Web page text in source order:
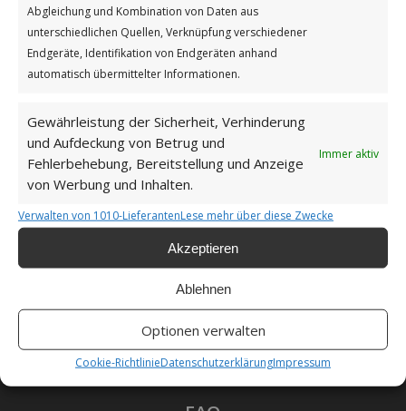
Abgleichung und Kombination von Daten aus
unterschiedlichen Quellen, Verknüpfung verschiedener
Endgeräte, Identifikation von Endgeräten anhand
automatisch übermittelter Informationen.
Gewährleistung der Sicherheit, Verhinderung
und Aufdeckung von Betrug und
Fehlerbehebung, Bereitstellung und Anzeige
von Werbung und Inhalten.
Immer aktiv
Verwalten von 1010-LieferantenLese mehr über diese Zwecke
Akzeptieren
Ablehnen
Optionen verwalten
Cookie-RichtlinieDatenschutzerklärungImpressum
Impressum
Unsere Cookie-Richtlinie (EU)
Haftungsausschluss
Als Amazon-Partner verdiene ich an qualifizierten
Verkäufen.